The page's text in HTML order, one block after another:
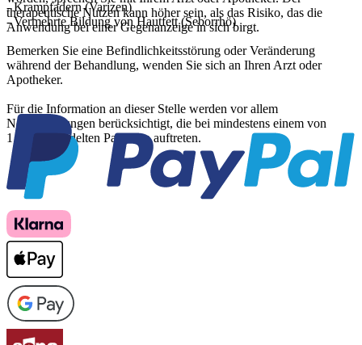
therapeutische Nutzen kann höher sein, als das Risiko, das die
Anwendung bei einer Gegenanzeige in sich birgt.
- Krampfadern (Varizen)
- Vermehrte Bildung von Hautfett (Seborrhö)
Bemerken Sie eine Befindlichkeitsstörung oder Veränderung
während der Behandlung, wenden Sie sich an Ihren Arzt oder
Apotheker.
Für die Information an dieser Stelle werden vor allem
Nebenwirkungen berücksichtigt, die bei mindestens einem von
1.000 behandelten Patienten auftreten.